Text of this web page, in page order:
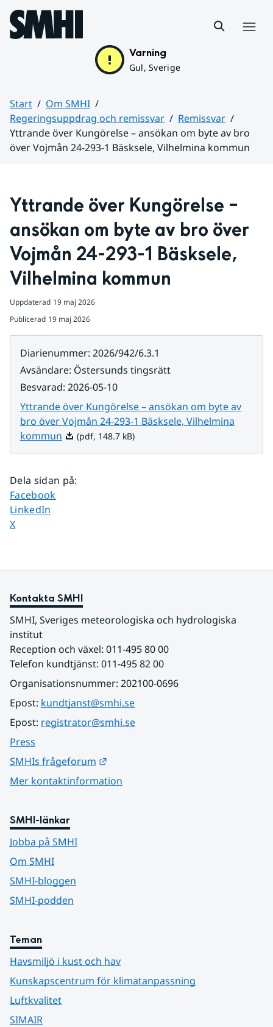
Hoppa till sidans innehåll
Varning
Gul, Sverige
Start
Om SMHI
Regeringsuppdrag och remissvar
Remissvar
Yttrande över Kungörelse – ansökan om byte av bro
över Vojmån 24-293-1 Bäsksele, Vilhelmina kommun
Yttrande över Kungörelse –
ansökan om byte av bro över
Vojmån 24-293-1 Bäsksele,
Vilhelmina kommun
Uppdaterad 19 maj 2026
Publicerad 19 maj 2026
Diarienummer: 2026/942/6.3.1
Avsändare: Östersunds tingsrätt
Besvarad: 2026-05-10
Yttrande över Kungörelse – ansökan om byte av
bro över Vojmån 24-293-1 Bäsksele, Vilhelmina
kommun Pdf, 148.7 kB.
(pdf, 148.7 kB)
Dela sidan på:
Dela sidan på
Facebook
Dela sidan på
LinkedIn
Dela sidan på
X
Kontakta SMHI
SMHI, Sveriges meteorologiska och hydrologiska
institut
Reception och växel: 011-495 80 00
Telefon kundtjänst: 011-495 82 00
Organisationsnummer: 202100-0696
Epost: kundtjanst@smhi.se
Epost: registrator@smhi.se
Press
SMHIs frågeforum
Mer kontaktinformation
SMHI-länkar
Jobba på SMHI
Om SMHI
SMHI-bloggen
SMHI-podden
Teman
Havsmiljö i kust och hav
Kunskapscentrum för klimatanpassning
Luftkvalitet
SIMAIR